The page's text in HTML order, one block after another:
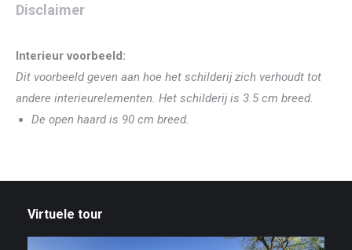
Disclaimer
Interieur voorbeeld:
Dit voorbeeld geven aan hoe het schilderij zich verhoudt tot
andere interieurelementen. Het schilderij is 3.5 cm breed.
De open haard is 90 cm breed.
Virtuele tour